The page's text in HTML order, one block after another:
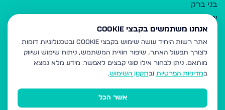
בני ברק
ירושלים
אלעד
גבעת זאב
בית שמש
רכסים
מודיעין עילית
אנחנו משתמשים בקבצי Cookie
אתר רשות היחיד עושה שימוש בקבצי Cookie ובטכנולוגיות דומות
לצורך תפעול האתר, שיפור חוויית המשתמש, ניתוח שימוש ושיווק
מותאם. ניתן לבחור אילו סוגי קבצים לאפשר. מידע מלא נמצא
במדיניות הפרטיות ובתקנון השימוש.
אשר הכל